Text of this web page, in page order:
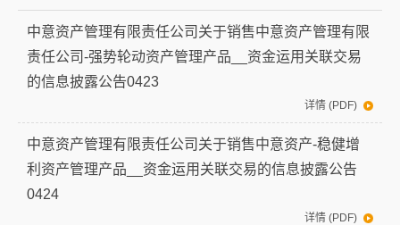
中意资产管理有限责任公司关于销售中意资产管理有限
责任公司-强势轮动资产管理产品__资金运用关联交易
的信息披露公告0423
详情 (PDF)
中意资产管理有限责任公司关于销售中意资产-稳健增
利资产管理产品__资金运用关联交易的信息披露公告
0424
详情 (PDF)